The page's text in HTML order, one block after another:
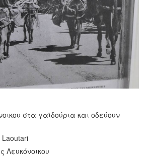
στα γαϊδούρια και οδεύουν
Laoutari
Λευκόνοικου